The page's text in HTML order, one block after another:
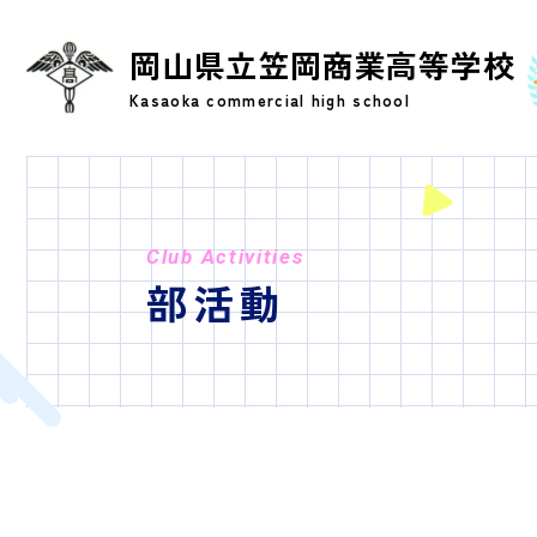
岡山県立笠岡商業高等学校
Kasaoka commercial high school
Club Activities
部活動